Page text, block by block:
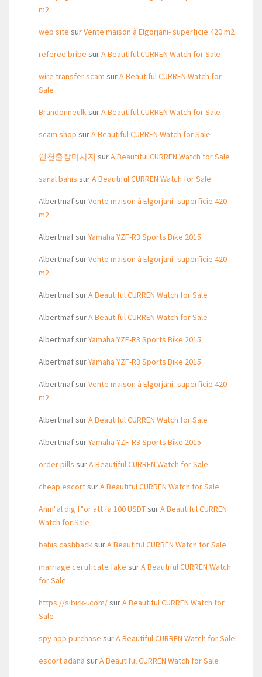
m2
web site surVente maison à Elgorjani- superficie 420 m2
referee bribe surA Beautiful CURREN Watch for Sale
wire transfer scam surA Beautiful CURREN Watch for
Sale
BrandonneulksurA Beautiful CURREN Watch for Sale
scam shop surA Beautiful CURREN Watch for Sale
인천출장마사지 surA Beautiful CURREN Watch for Sale
sanal bahis surA Beautiful CURREN Watch for Sale
AlbertmafsurVente maison à Elgorjani- superficie 420
m2
AlbertmafsurYamaha YZF-R3 Sports Bike 2015
AlbertmafsurVente maison à Elgorjani- superficie 420
m2
AlbertmafsurA Beautiful CURREN Watch for Sale
AlbertmafsurA Beautiful CURREN Watch for Sale
AlbertmafsurYamaha YZF-R3 Sports Bike 2015
AlbertmafsurYamaha YZF-R3 Sports Bike 2015
AlbertmafsurVente maison à Elgorjani- superficie 420
m2
AlbertmafsurA Beautiful CURREN Watch for Sale
AlbertmafsurYamaha YZF-R3 Sports Bike 2015
order pills surA Beautiful CURREN Watch for Sale
cheap escortsurA Beautiful CURREN Watch for Sale
Anm"al dig f"or att fa 100 USDTsurA Beautiful CURREN
Watch for Sale
bahis cashbacksurA Beautiful CURREN Watch for Sale
marriage certificate fake surA Beautiful CURREN Watch
for Sale
https://sibirk-i.com/surA Beautiful CURREN Watch for
Sale
spy app purchase surA Beautiful CURREN Watch for Sale
escort adana surA Beautiful CURREN Watch for Sale